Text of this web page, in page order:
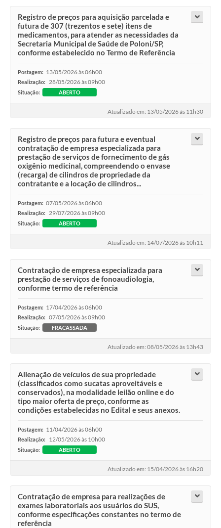
Registro de preços para aquisição parcelada e
futura de 307 (trezentos e sete) itens de
medicamentos, para atender as necessidades da
Secretaria Municipal de Saúde de Poloni/SP,
conforme estabelecido no Termo de Referência
Postagem: 13/05/2026 às 06h00
Realização: 28/05/2026 às 09h00
Situação: ABERTO
Atualizado em: 13/05/2026 às 11h30
Registro de preços para futura e eventual
contratação de empresa especializada para
prestação de serviços de fornecimento de gás
oxigênio medicinal, compreendendo o envase
(recarga) de cilindros de propriedade da
contratante e a locação de cilindros...
Postagem: 07/05/2026 às 06h00
Realização: 29/07/2026 às 09h00
Situação: ABERTO
Atualizado em: 14/07/2026 às 10h11
Contratação de empresa especializada para
prestação de serviços de fonoaudiologia,
conforme termo de referência
Postagem: 17/04/2026 às 06h00
Realização: 07/05/2026 às 09h00
Situação: FRACASSADA
Atualizado em: 08/05/2026 às 13h43
Alienação de veículos de sua propriedade
(classificados como sucatas aproveitáveis e
conservados), na modalidade leilão online e do
tipo maior oferta de preço, conforme as
condições estabelecidas no Edital e seus anexos.
Postagem: 11/04/2026 às 06h00
Realização: 12/05/2026 às 10h00
Situação: ABERTO
Atualizado em: 15/04/2026 às 16h20
Contratação de empresa para realizações de
exames laboratoriais aos usuários do SUS,
conforme especificações constantes no termo de
referência